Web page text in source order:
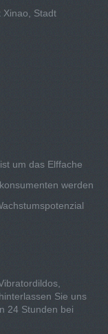
Xinao, Stadt
um das Elffache
werden
Sie uns
24 Stunden bei